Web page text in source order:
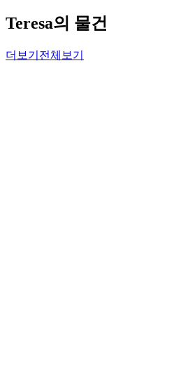
Teresa의 물건
더보기 전체보기